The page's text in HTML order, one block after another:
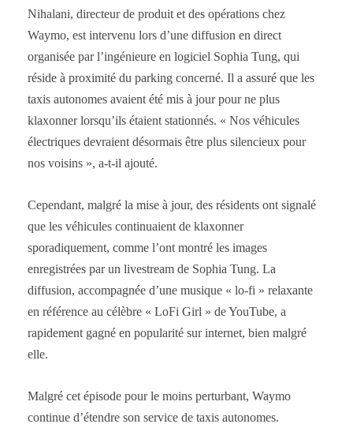
Nihalani, directeur de produit et des opérations chez
Waymo, est intervenu lors d’une diffusion en direct
organisée par l’ingénieure en logiciel Sophia Tung, qui
réside à proximité du parking concerné. Il a assuré que les
taxis autonomes avaient été mis à jour pour ne plus
klaxonner lorsqu’ils étaient stationnés. « Nos véhicules
électriques devraient désormais être plus silencieux pour
nos voisins », a-t-il ajouté.
Cependant, malgré la mise à jour, des résidents ont signalé
que les véhicules continuaient de klaxonner
sporadiquement, comme l’ont montré les images
enregistrées par un livestream de Sophia Tung. La
diffusion, accompagnée d’une musique « lo-fi » relaxante
en référence au célèbre « LoFi Girl » de YouTube, a
rapidement gagné en popularité sur internet, bien malgré
elle.
Malgré cet épisode pour le moins perturbant, Waymo
continue d’étendre son service de taxis autonomes.